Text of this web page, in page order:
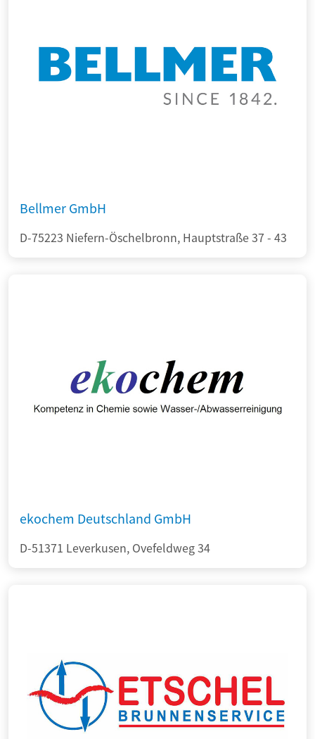
Bellmer GmbH
D-75223 Niefern-Öschelbronn, Hauptstraße 37 - 43
ekochem Deutschland GmbH
D-51371 Leverkusen, Ovefeldweg 34